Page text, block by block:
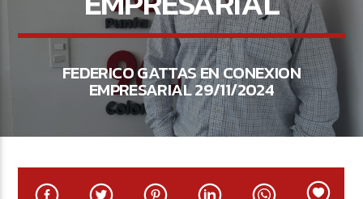
FEDERICO GATTAS EN CONEXION
EMPRESARIAL 29/11/2024